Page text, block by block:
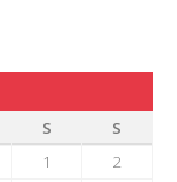
S
S
1
2